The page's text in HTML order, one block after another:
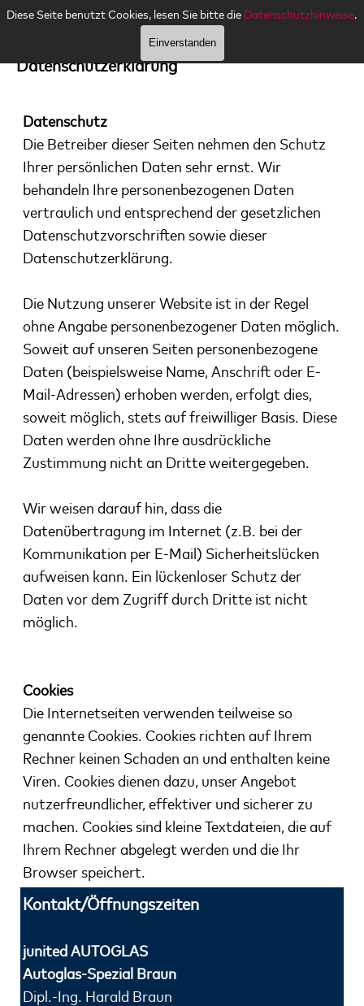
Diese Seite benutzt Cookies, lesen Sie bitte die Datenschutzhinweise.
Einverstanden
Menü überspringen
Datenschutzerklärung
Datenschutz
Die Betreiber dieser Seiten nehmen den Schutz
Ihrer persönlichen Daten sehr ernst. Wir
behandeln Ihre personenbezogenen Daten
vertraulich und entsprechend der gesetzlichen
Datenschutzvorschriften sowiedieser
Datenschutzerklärung.
Die Nutzung unserer Website ist in der Regel
ohne Angabe personenbezogener Daten möglich.
Soweit auf unseren Seiten personenbezogene
Daten (beispielsweise Name, Anschrift oder E-
Mail-Adressen) erhoben werden, erfolgt dies,
soweit möglich, stets auf freiwilliger Basis. Diese
Daten werden ohne Ihreausdrückliche
Zustimmung nicht an Dritte weitergegeben.
Wir weisen darauf hin, dass die
Datenübertragung im Internet (z.B. bei der
Kommunikation per E-Mail) Sicherheitslücken
aufweisen kann. Ein lückenloser Schutz der
Daten vor dem Zugriff durch Dritte ist nicht
möglich.
Cookies
Die Internetseiten verwenden teilweise so
genannte Cookies. Cookies richten auf Ihrem
Rechner keinen Schaden an und enthalten keine
Viren. Cookies dienen dazu, unser Angebot
nutzerfreundlicher, effektiver und sicherer zu
machen. Cookies sind kleine Textdateien, die auf
Ihrem Rechner abgelegt werden und die Ihr
Browser speichert.
Kontakt/Öffnungszeiten
junited AUTOGLAS
Autoglas-Spezial Braun
Dipl.-Ing. Harald Braun